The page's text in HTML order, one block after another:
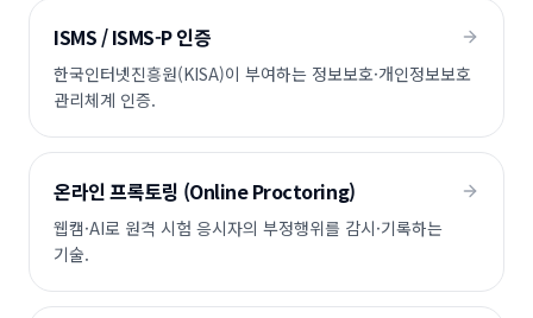
ISMS / ISMS-P 인증
한국인터넷진흥원(KISA)이 부여하는 정보보호·개인정보보호
관리체계 인증.
온라인 프록토링 (Online Proctoring)
웹캠·AI로 원격 시험 응시자의 부정행위를 감시·기록하는
기술.